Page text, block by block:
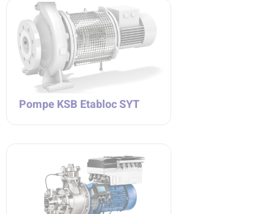
Pompe KSB Etabloc SYT